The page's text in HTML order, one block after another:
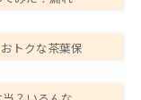
トクな茶葉保